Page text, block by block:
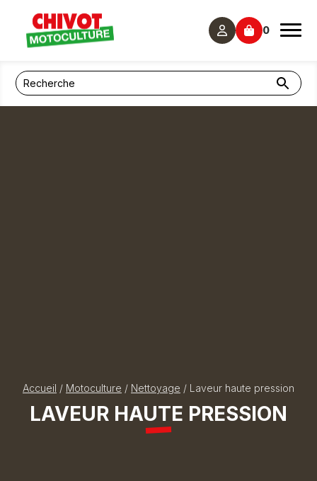
0
Accueil / Motoculture / Nettoyage / Laveur haute pression
LAVEUR HAUTE PRESSION